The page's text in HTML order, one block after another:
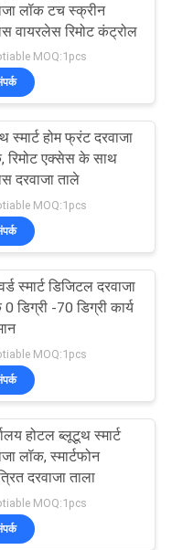
लॉक टच स्क्रीन
वायरलेस रिमोट कंट्रोल
MOQ:1pcs
स्मार्ट होम फ्रंट दरवाजा
रिमोट एक्सेस के साथ
दरवाजा ताले
MOQ:1pcs
स्मार्ट डिजिटल दरवाजा
डिग्री -70 डिग्री कार्य
MOQ:1pcs
होटल ब्लूटूथ स्मार्ट
लॉक, स्मार्टफोन
दरवाजा ताला
MOQ:1pcs